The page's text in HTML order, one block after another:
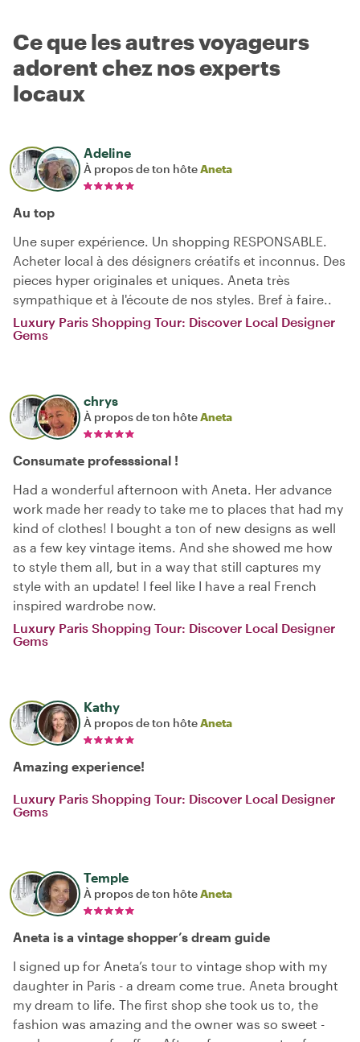
Ce que les autres voyageurs
adorent chez nos experts
locaux
Adeline
À propos de ton hôteAneta
Au top
Une super expérience. Un shopping RESPONSABLE.
Acheter local à des désigners créatifs et inconnus. Des
pieces hyper originales et uniques. Aneta très
sympathique et à l'écoute de nos styles. Bref à faire..
Luxury Paris Shopping Tour: Discover Local Designer
Gems
chrys
À propos de ton hôteAneta
Consumate professsional !
Had a wonderful afternoon with Aneta. Her advance
work made her ready to take me to places that had my
kind of clothes! I bought a ton of new designs as well
as a few key vintage items. And she showed me how
to style them all, but in a way that still captures my
style with an update! I feel like I have a real French
inspired wardrobe now.
Luxury Paris Shopping Tour: Discover Local Designer
Gems
Kathy
À propos de ton hôteAneta
Amazing experience!
Luxury Paris Shopping Tour: Discover Local Designer
Gems
Temple
À propos de ton hôteAneta
Aneta is a vintage shopper’s dream guide
I signed up for Aneta’s tour to vintage shop with my
daughter in Paris - a dream come true. Aneta brought
my dream to life. The first shop she took us to, the
fashion was amazing and the owner was so sweet -